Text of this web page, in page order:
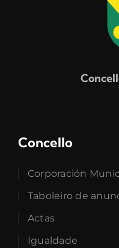
Concello
Corporación
Taboleiro de
Actas
Igualdade